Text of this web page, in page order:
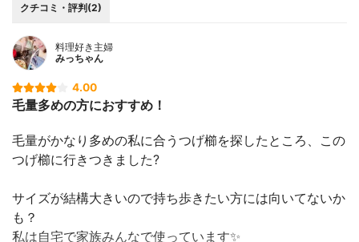
クチコミ・評判(2)
料理好き主婦
みっちゃん
4.00
毛量多めの方におすすめ！
毛量がかなり多めの私に合うつげ櫛を探したところ、この
つげ櫛に行きつきました?
サイズが結構大きいので持ち歩きたい方には向いてないか
も？
私は自宅で家族みんなで使っています✨